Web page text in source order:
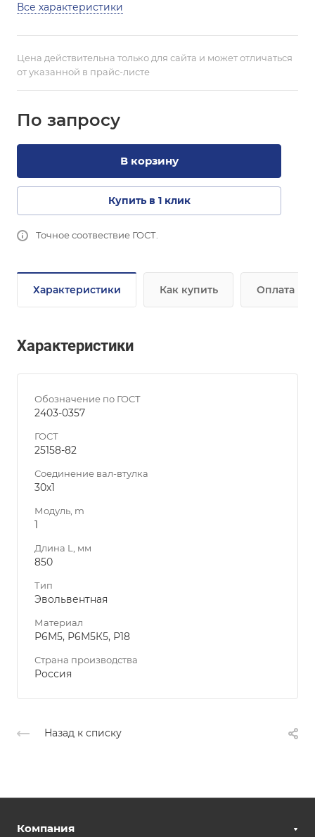
Все характеристики
Цена действительна только для сайта и может отличаться
от указанной в прайс-листе
По запросу
В корзину
Купить в 1 клик
Точное соотвествие ГОСТ.
Характеристики Как купить Оплата
Характеристики
Обозначение по ГОСТ
2403-0357
ГОСТ
25158-82
Соединение вал-втулка
30х1
Модуль, m
1
Длина L, мм
850
Тип
Эвольвентная
Материал
Р6М5, Р6М5К5, Р18
Страна производства
Россия
Назад к списку
Компания